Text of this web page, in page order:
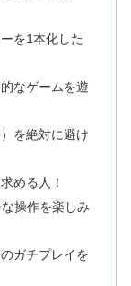
を1本化した
なゲームを遊
を絶対に避け
める人！
操作を楽しみ
ガチプレイを